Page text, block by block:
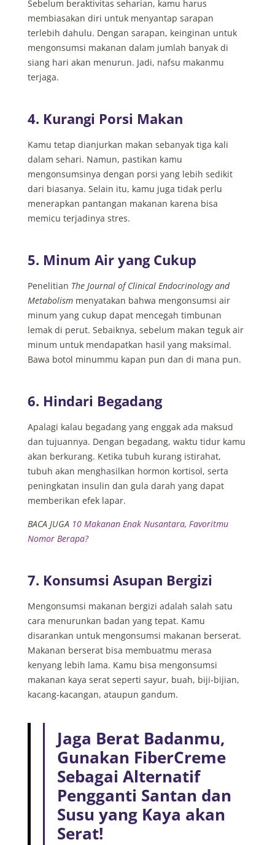
Sebelum beraktivitas seharian, kamu harus
membiasakan diri untuk menyantap sarapan
terlebih dahulu. Dengan sarapan, keinginan untuk
mengonsumsi makanan dalam jumlah banyak di
siang hari akan menurun. Jadi, nafsu makanmu
terjaga.
4. Kurangi Porsi Makan
Kamu tetap dianjurkan makan sebanyak tiga kali
dalam sehari. Namun, pastikan kamu
mengonsumsinya dengan porsi yang lebih sedikit
dari biasanya. Selain itu, kamu juga tidak perlu
menerapkan pantangan makanan karena bisa
memicu terjadinya stres.
5. Minum Air yang Cukup
Penelitian The Journal of Clinical Endocrinology and
Metabolismmenyatakan bahwa mengonsumsi air
minum yang cukup dapat mencegah timbunan
lemak di perut. Sebaiknya, sebelum makan teguk air
minum untuk mendapatkan hasil yang maksimal.
Bawa botol minummu kapan pun dan di mana pun.
6. Hindari Begadang
Apalagi kalau begadang yang enggak ada maksud
dan tujuannya. Dengan begadang, waktu tidur kamu
akan berkurang. Ketika tubuh kurang istirahat,
tubuh akan menghasilkan hormon kortisol, serta
peningkatan insulin dan gula darah yang dapat
memberikan efek lapar.
BACA JUGA 10 Makanan Enak Nusantara, Favoritmu
Nomor Berapa?
7. Konsumsi Asupan Bergizi
Mengonsumsi makanan bergizi adalah salah satu
cara menurunkan badan yang tepat. Kamu
disarankan untuk mengonsumsi makanan berserat.
Makanan berserat bisa membuatmu merasa
kenyang lebih lama. Kamu bisa mengonsumsi
makanan kaya serat seperti sayur, buah, biji-bijian,
kacang-kacangan, ataupun gandum.
Jaga Berat Badanmu,
Gunakan FiberCreme
Sebagai Alternatif
Pengganti Santan dan
Susu yang Kaya akan
Serat!